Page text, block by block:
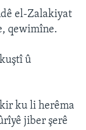
el-Zalakiyat
qewimîne.
û
ku li herêma
jiber şerê